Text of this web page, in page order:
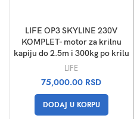
LIFE OP3 SKYLINE 230V
KOMPLET- motor za krilnu
kapiju do 2.5m i 300kg po krilu
LIFE
75,000.00 RSD
DODAJ U KORPU